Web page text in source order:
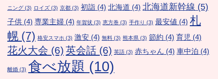
ニング (3) ロイズ (3) 京都 (3) 初詣 (4) 北海道 (4) 北海道新幹線 (5)
子供 (4) 専業主婦 (4) 年賀状 (3) 恵方巻 (3) 手作り (3) 最安値 (4) 札
幌 (7) 格安スマホ (3) 激安 (4) 無料 (3) 熊本県 (3) 節約 (4) 育児 (4)
花火大会 (6) 英会話 (6) 英語 (3) 赤ちゃん (4) 車中泊 (4)
離婚 (3) 食べ放題 (10)